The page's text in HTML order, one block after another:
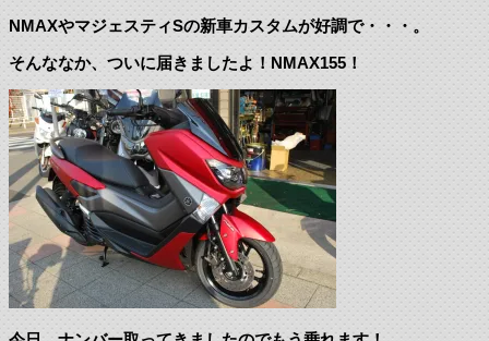
NMAXやマジェスティSの新車カスタムが好調で・・・。
そんななか、ついに届きましたよ！NMAX155！